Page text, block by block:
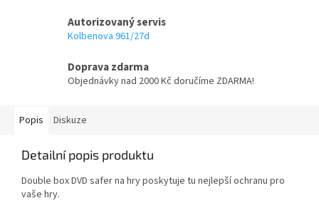
Autorizovaný servis
Kolbenova 961/27d
Doprava zdarma
Objednávky nad 2000 Kč doručíme ZDARMA!
Popis Diskuze
Detailní popis produktu
Double box DVD safer na hry poskytuje tu nejlepší ochranu pro
vaše hry.